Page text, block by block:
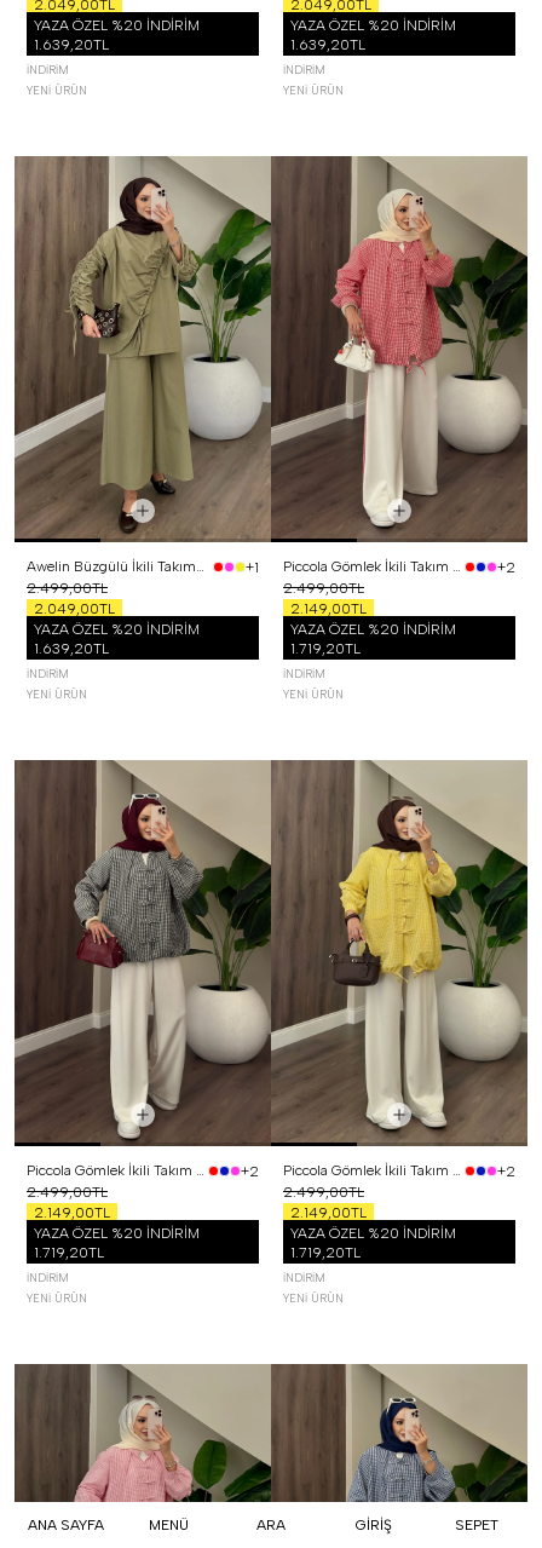
ANA SAYFA MENÜ ARA GİRİŞ SEPET
2.049,00TL
YAZA ÖZEL %20 İNDİRİM
1.639,20TL
İNDIRIM
YENI ÜRÜN
2.049,00TL
YAZA ÖZEL %20 İNDİRİM
1.639,20TL
İNDIRIM
YENI ÜRÜN
Awelin Büzgülü İkili Takım Yeşil
+1
2.499,00TL
2.049,00TL
YAZA ÖZEL %20 İNDİRİM
1.639,20TL
İNDIRIM
YENI ÜRÜN
Piccola Gömlek İkili Takım Kırmızı
+2
2.499,00TL
2.149,00TL
YAZA ÖZEL %20 İNDİRİM
1.719,20TL
İNDIRIM
YENI ÜRÜN
Piccola Gömlek İkili Takım Siyah
+2
2.499,00TL
2.149,00TL
YAZA ÖZEL %20 İNDİRİM
1.719,20TL
İNDIRIM
YENI ÜRÜN
Piccola Gömlek İkili Takım Sarı
+2
2.499,00TL
2.149,00TL
YAZA ÖZEL %20 İNDİRİM
1.719,20TL
İNDIRIM
YENI ÜRÜN